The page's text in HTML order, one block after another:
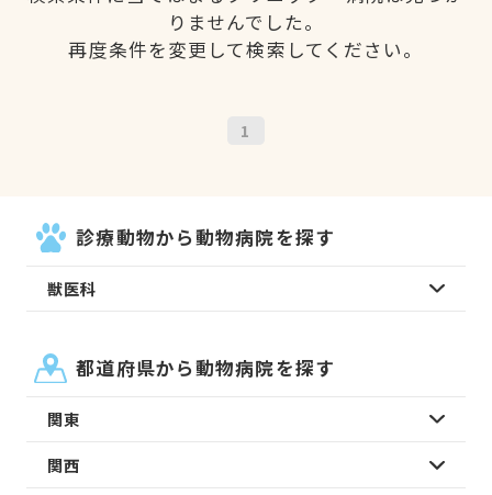
りませんでした。
再度条件を変更して検索してください。
1
診療動物から動物病院を探す
獣医科
都道府県から動物病院を探す
関東
関西